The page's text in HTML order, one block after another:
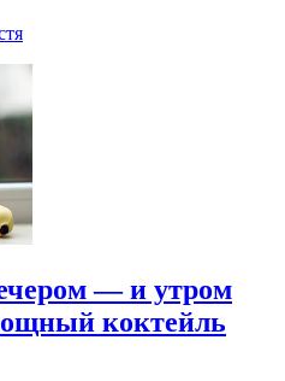
— и утром
коктейль